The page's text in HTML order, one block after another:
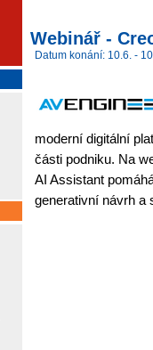
Webinář -
Datum konání: 10.6. -
moderní digitální
části podniku. Na
AI Assistant
generativní návrh a